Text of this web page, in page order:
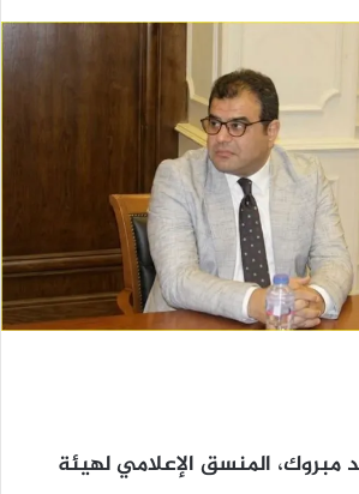
مبروك، المنسق الإعلامي لهيئة